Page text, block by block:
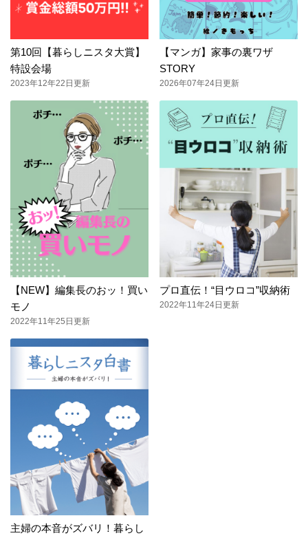
第10回【暮らしニスタ大賞】
特設会場
2023年12年22日更新
【マンガ】家事の裏ワザ
STORY
2026年07年24日更新
【NEW】編集長のおッ！買い
モノ
2022年11年25日更新
プロ直伝！“目ウロコ”収納術
2022年11年24日更新
主婦の本音がズバリ！暮らし